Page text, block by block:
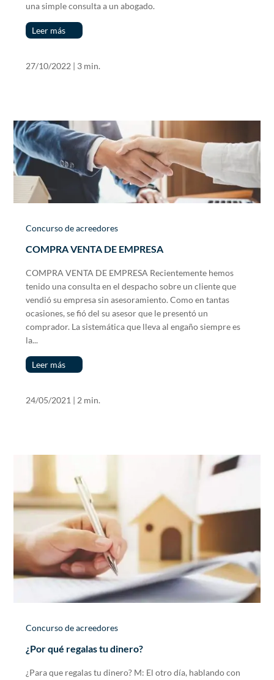
una simple consulta a un abogado.
Leer más
27/10/2022 | 3 min.
Concurso de acreedores
COMPRA VENTA DE EMPRESA
COMPRA VENTA DE EMPRESA Recientemente hemos
tenido una consulta en el despacho sobre un cliente que
vendió su empresa sin asesoramiento. Como en tantas
ocasiones, se fió del su asesor que le presentó un
comprador. La sistemática que lleva al engaño siempre es
la...
Leer más
24/05/2021 | 2 min.
Concurso de acreedores
¿Por qué regalas tu dinero?
¿Para que regalas tu dinero? M: El otro día, hablando con